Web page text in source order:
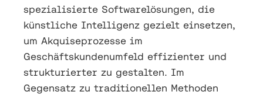
spezialisierte Softwarelösungen, die
künstliche Intelligenz gezielt einsetzen,
um Akquiseprozesse im
Geschäftskundenumfeld effizienter und
strukturierter zu gestalten. Im
Gegensatz zu traditionellen Methoden